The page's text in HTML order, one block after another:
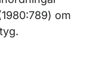
om